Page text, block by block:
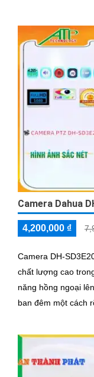
Camera Dahua
4,200,000 ₫
Camera DH-
chất lượng cao trong
năng hồng ngoại
ban đêm một cách